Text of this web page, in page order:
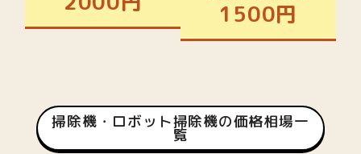
1500円
掃除機・ロボット掃除機の価格相場一
覧